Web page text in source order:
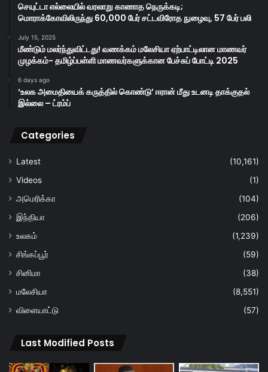
செயுட்டா எல்லையில் வரலாறு காணாத நெருக்கடி;
மொராக்கோவிலிருந்து 60,000 பேர் சட்டவிரோத நுழைவு, 57 பேர் பலி
July 15, 2025
மீண்டும் மலர்ந்துவிட்டது! வணக்கம் மலேசியா ஏற்பாட்டிலான மாணவர்
முழக்கம்- தமிழ்ப்பள்ளி மாணவர்களுக்கான பேச்சுப் போட்டி 2025
6 days ago
‘உலக அமைதியைக் கருத்தில் கொண்டு’ ஈரான் மீது உடனடி தாக்குதல்
இல்லை – ட்ரம்ப்
Categories
Latest
(10,161)
Videos
(1)
அமெரிக்கா
(104)
இந்தியா
(206)
உலகம்
(1,239)
சிங்கப்பூர்
(59)
சினிமா
(38)
மலேசியா
(8,551)
விளையாட்டு
(57)
Last Modified Posts